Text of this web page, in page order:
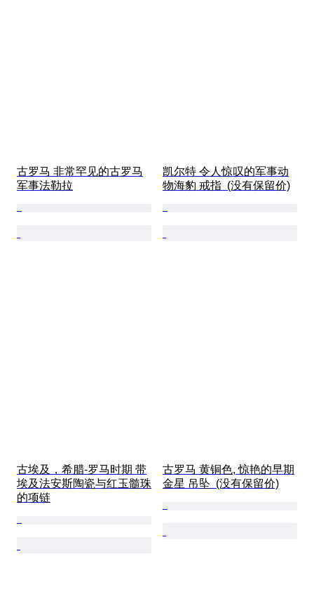
古罗马 非常罕见的古罗马
军事法勒拉
凯尔特 令人惊叹的军事动
物海豹 戒指  (没有保留价)
古埃及，希腊-罗马时期 带
埃及法安斯陶瓷与红玉髓珠
的项链
古罗马 黄铜色, 惊艳的早期
金星 吊坠  (没有保留价)